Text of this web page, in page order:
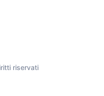
riservati